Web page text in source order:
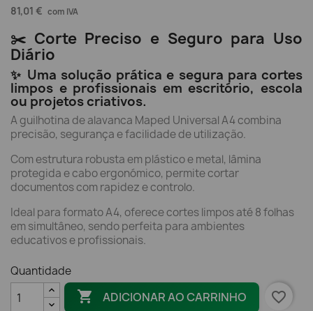
81,01 € com IVA
✂️ Corte Preciso e Seguro para Uso
Diário
✨ Uma solução prática e segura para cortes
limpos e profissionais em escritório, escola
ou projetos criativos.
A guilhotina de alavanca Maped Universal A4 combina
precisão, segurança e facilidade de utilização.
Com estrutura robusta em plástico e metal, lâmina
protegida e cabo ergonómico, permite cortar
documentos com rapidez e controlo.
Ideal para formato A4, oferece cortes limpos até 8 folhas
em simultâneo, sendo perfeita para ambientes
educativos e profissionais.
Quantidade
 ADICIONAR AO CARRINHO favorite_border